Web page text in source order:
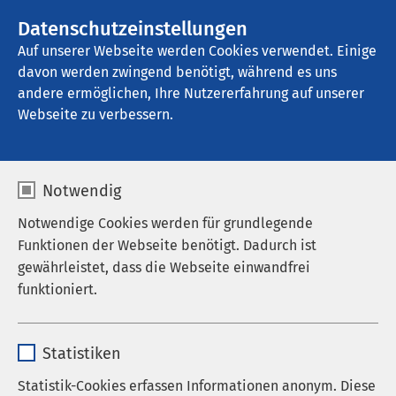
Datenschutzeinstellungen
Auf unserer Webseite werden Cookies verwendet. Einige
davon werden zwingend benötigt, während es uns
andere ermöglichen, Ihre Nutzererfahrung auf unserer
Webseite zu verbessern.
Notwendig
Notwendige Cookies werden für grundlegende
Funktionen der Webseite benötigt. Dadurch ist
gewährleistet, dass die Webseite einwandfrei
funktioniert.
Anbieter sgalinski
Statistiken
Statistik-Cookies erfassen Informationen anonym. Diese
AMEOS Senioren Wohnsitz Ratzeburg
Leitbild
A wie Außergewöhnlich: In jeder
Hinsicht, mit Qualität und Ideen
Die AMEOS Einrichtungen Ratzeburg umfassen die